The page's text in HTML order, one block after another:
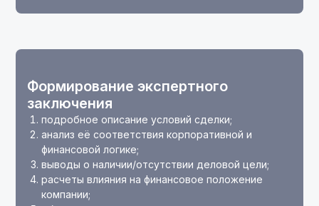
Формирование экспертного
заключения
подробное описание условий сделки;
анализ её соответствия корпоративной и
финансовой логике;
выводы о наличии/отсутствии деловой цели;
расчеты влияния на финансовое положение
компании;